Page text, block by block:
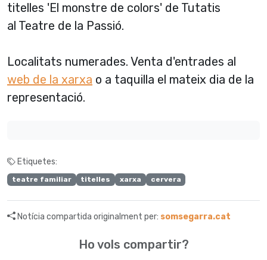
titelles 'El monstre de colors' de Tutatis
al Teatre de la Passió.
Localitats numerades. Venta d'entrades al
web de la xarxa o a taquilla el mateix dia de la
representació.
Etiquetes:
teatre familiar titelles xarxa cervera
Notícia compartida originalment per: somsegarra.cat
Ho vols compartir?